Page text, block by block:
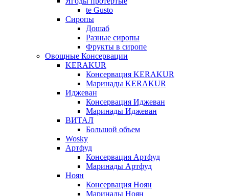
te Gusto
Сиропы
Дошаб
Разные сиропы
Фрукты в сиропе
Овощные Консервации
KERAKUR
Консервация KERAKUR
Маринады KERAKUR
Иджеван
Консервация Иджеван
Маринады Иджеван
ВИТАЛ
Большой объем
Wosky
Артфуд
Консервация Артфуд
Маринады Артфуд
Ноян
Консервация Ноян
Маринады Ноян